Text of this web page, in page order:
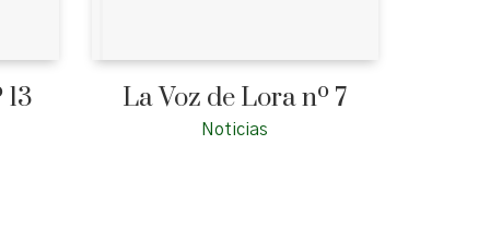
La Voz de Lora nº 7
Noticias